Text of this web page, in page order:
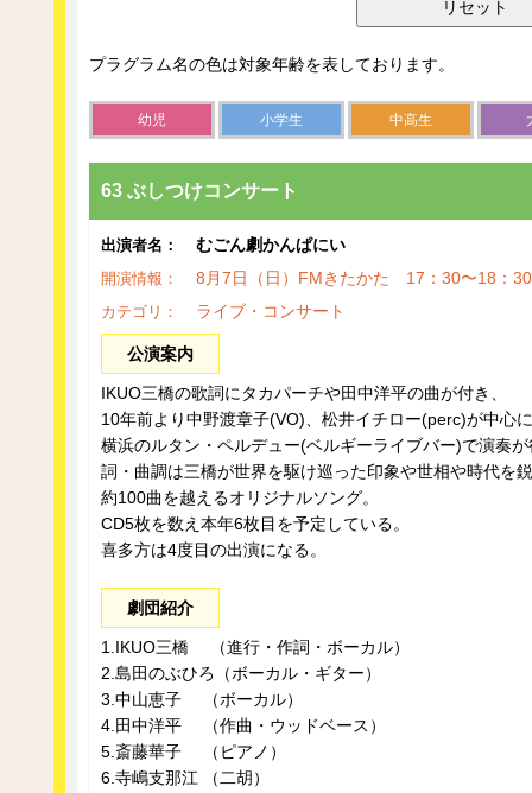
プラグラム名の色は対象年齢を表しております。
幼児 小学生 中高生
63 ぶしつけコンサート
出演者名： むごん劇かんぱにい
開演情報： 8月7日（日）FMきたかた 17：30〜18：
カテゴリ： ライブ・コンサート
公演案内
IKUO三橋の歌詞にタカパーチや田中洋平の曲が付き、
10年前より中野渡章子(VO)、松井イチロー(perc)が中心
横浜のルタン・ペルデュー(ベルギーライブバー)で演奏
詞・曲調は三橋が世界を駆け巡った印象や世相や時代を
約100曲を越えるオリジナルソング。
CD5枚を数え本年6枚目を予定している。
喜多方は4度目の出演になる。
劇団紹介
1.IKUO三橋 （進行・作詞・ボーカル）
2.島田のぶひろ（ボーカル・ギター）
3.中山恵子 （ボーカル）
4.田中洋平 （作曲・ウッドベース）
5.斎藤華子 （ピアノ）
6.寺嶋支那江 （二胡）